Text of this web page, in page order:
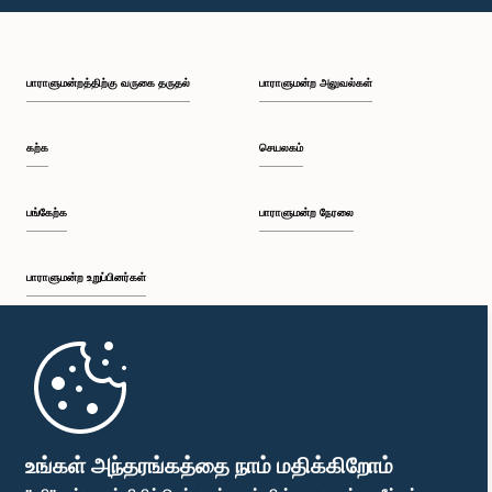
உங்கள் அந்தரங்கத்தை நாம் மதிக்கிறோம்
பி.ப. 1:59 - பி.ப. 2:10
பி.ப. 2:19 - பி.ப. 2:29
பி.ப. 2:37 - பி.ப. 2:46
பாராளுமன்றத்திற்கு வருகை தருதல்
கற்க
பங்கேற்க
பாராளுமன்ற உறுப்பினர்கள்
முதற்பக்கம்
பாராளுமன்ற அலுவல்கள்
செயலகம்
பாராளுமன்ற நேரலை
பாராளுமன்ற கையடக்க செயலி